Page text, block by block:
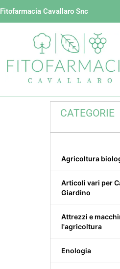
Vai
Fitofarmacia Cavallaro Snc
CATEGORIE
Agricoltura
Articoli vari per
Giardino
Attrezzi e
l'agricoltura
Enologia